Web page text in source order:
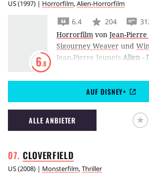
US(1997) | Horrorfilm,Alien-Horrorfilm
6.8
6.4 204
Horrorfilm von Jean-Pierre
Sigourney Weaver und
Jean-Pierre Jeunets Alien -
Weaver, feststellen, dass
aus ihrem wohlverdienten
geweckt haben.
AUF DISNEY+
ALLE ANBIETER
CLOVERFIELD
US(2008) | Monsterfilm,Thriller